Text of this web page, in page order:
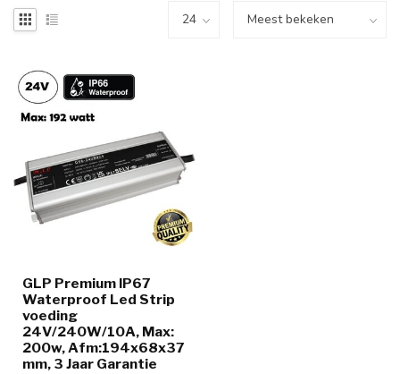
GLP Premium IP67
Waterproof Led Strip
voeding
24V/240W/10A, Max:
200w, Afm:194x68x37
mm, 3 Jaar Garantie